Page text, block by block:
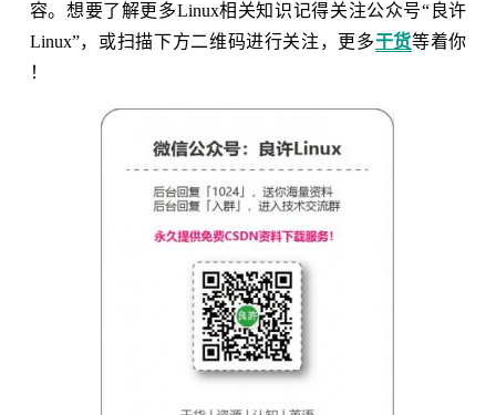
容。想要了解更多Linux相关知识记得关注公众号“良许
Linux”，或扫描下方二维码进行关注，更多干货等着你
！